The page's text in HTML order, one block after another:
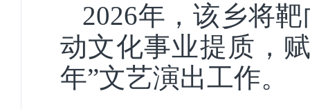
2026年，该乡将
动文化事业提质，
年”文艺演出工作。